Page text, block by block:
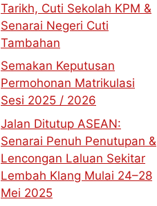
Tarikh, Cuti Sekolah KPM &
Senarai Negeri Cuti
Tambahan
Semakan Keputusan
Permohonan Matrikulasi
Sesi 2025 / 2026
Jalan Ditutup ASEAN:
Senarai Penuh Penutupan &
Lencongan Laluan Sekitar
Lembah Klang Mulai 24–28
Mei 2025